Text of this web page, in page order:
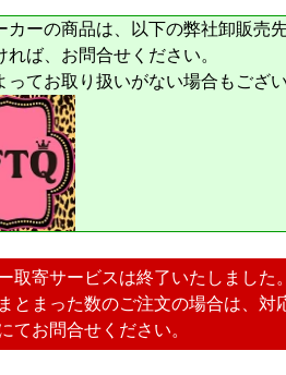
カーの商品は、以下の弊社卸販売
れば、お問合せください。
ってお取り扱いがない場合もござ
取寄サービスは終了いたしました。
とまった数のご注文の場合は、対
てお問合せください。